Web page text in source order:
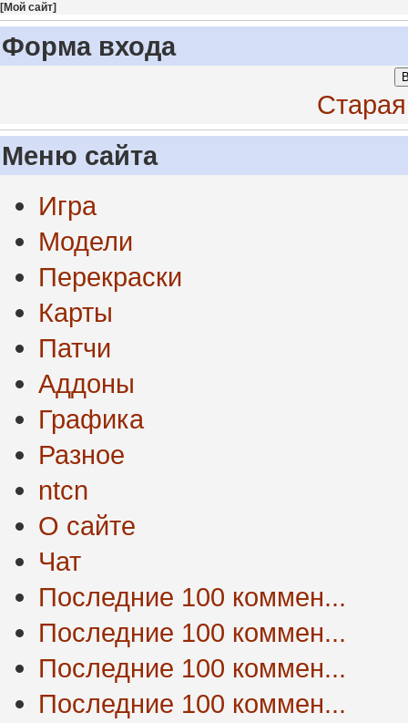
[Мой сайт]
Форма входа
Меню сайта
Игра
Модели
Перекраски
Карты
Патчи
Аддоны
Графика
Разное
ntcn
О сайте
Чат
Последние 100 коммен...
Последние 100 коммен...
Последние 100 коммен...
Последние 100 коммен...